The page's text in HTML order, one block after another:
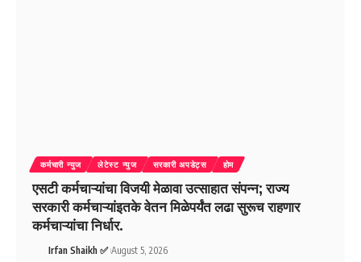
कर्मचारी न्युज लेटेस्ट न्युज सरकारी अपडेट्स होम
एसटी कर्मचाऱ्यांचा विजयी मेळावा उत्साहात संपन्न; राज्य
सरकारी कर्मचाऱ्यांइतके वेतन मिळेपर्यंत लढा सुरूच राहणार
कर्मचाऱ्यांचा निर्धार.
Irfan Shaikh ✅ August 5, 2026